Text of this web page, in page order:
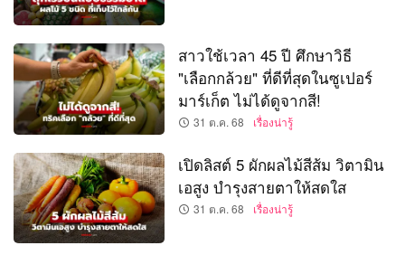
สาวใช้เวลา 45 ปี ศึกษาวิธี
"เลือกกล้วย" ที่ดีที่สุดในซูเปอร์
มาร์เก็ต ไม่ได้ดูจากสี!
31 ต.ค. 68 เรื่องน่ารู้
เปิดลิสต์ 5 ผักผลไม้สีส้ม วิตามิน
เอสูง บำรุงสายตาให้สดใส
31 ต.ค. 68 เรื่องน่ารู้